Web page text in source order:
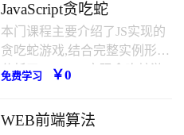
JavaScript贪吃蛇
本门课程主要介绍了JS实现的
贪吃蛇游戏,结合完整实例形式
分析了javascript实现贪吃蛇游
下。
免费学习 ￥0
WEB前端算法